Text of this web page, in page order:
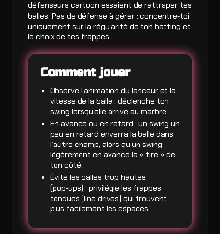
défenseurs cartoon essaient de rattraper tes
balles. Pas de défense à gérer : concentre‑toi
uniquement sur la régularité de ton batting et
le choix de tes frappes.
Comment jouer
Observe l’animation du lanceur et la
vitesse de la balle ; déclenche ton
swing lorsqu’elle arrive au marbre.
En avance ou en retard : un swing un
peu en retard enverra la balle dans
l’autre champ, alors qu’un swing
légèrement en avance la « tire » de
ton côté.
Évite les balles trop hautes
(pop‑ups) : privilégie les frappes
tendues (line drives) qui trouvent
plus facilement les espaces.